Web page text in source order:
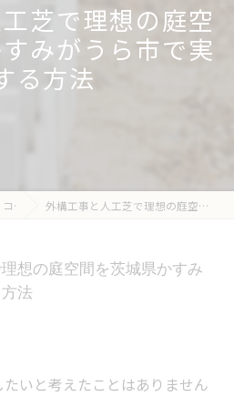
芝で理想の庭空
みがうら市で実
る方法
コラム 外構工事と人工芝で理想の庭空間を茨城県かすみがうら市で実現する方法
想の庭空間を茨城県かすみ
法
いと考えたことはありません